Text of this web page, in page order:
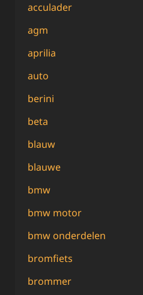
acculader
agm
aprilia
auto
berini
beta
blauw
blauwe
bmw
bmw motor
bmw onderdelen
bromfiets
brommer